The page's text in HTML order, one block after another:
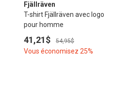
Fjällräven
T-shirt Fjällräven avec logo
pour homme
41,21$ 54,95$
Vous économisez 25%